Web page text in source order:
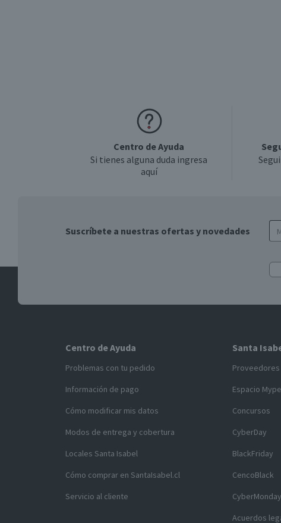
Centro de Ayuda
Si tienes alguna duda ingresa
aquí
Suscríbete a nuestras ofertas y novedades
Centro de Ayuda
Problemas con tu pedido
Información de pago
Cómo modificar mis datos
Modos de entrega y cobertura
Locales Santa Isabel
Cómo comprar en SantaIsabel.cl
Servicio al cliente
Santa
Proveedores
Espacio
Concursos
CyberDay
BlackFriday
CencoBlack
CyberMonday
Acuerdos